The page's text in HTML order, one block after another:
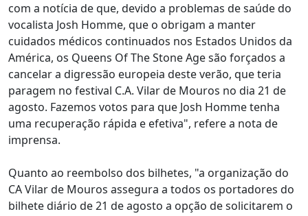
com a notícia de que, devido a problemas de saúde do
vocalista Josh Homme, que o obrigam a manter
cuidados médicos continuados nos Estados Unidos da
América, os Queens Of The Stone Age são forçados a
cancelar a digressão europeia deste verão, que teria
paragem no festival C.A. Vilar de Mouros no dia 21 de
agosto. Fazemos votos para que Josh Homme tenha
uma recuperação rápida e efetiva", refere a nota de
imprensa.
Quanto ao reembolso dos bilhetes, "a organização do
CA Vilar de Mouros assegura a todos os portadores do
bilhete diário de 21 de agosto a opção de solicitarem o